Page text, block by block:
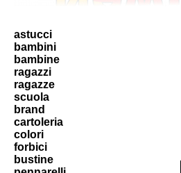
astucci
bambini
bambine
ragazzi
ragazze
scuola
brand
cartoleria
colori
forbici
bustine